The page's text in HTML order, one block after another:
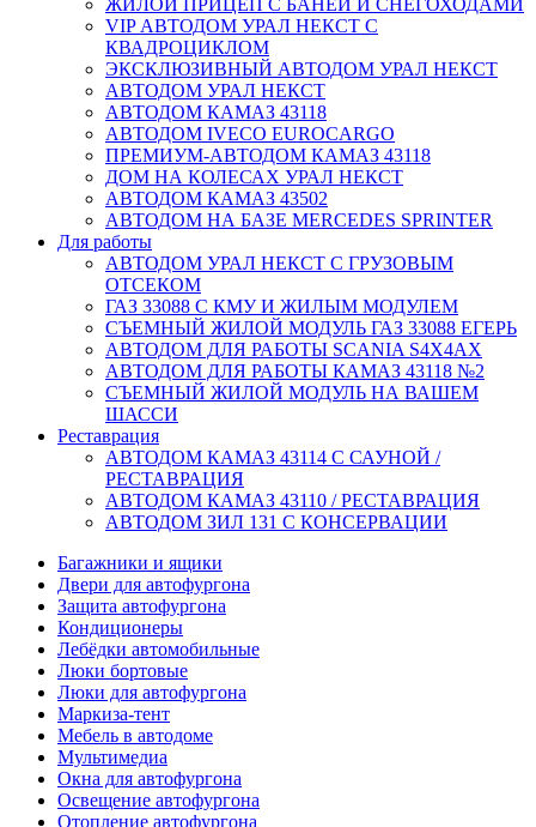
VIP АВТОДОМ УРАЛ НЕКСТ С
КВАДРОЦИКЛОМ
ЭКСКЛЮЗИВНЫЙ АВТОДОМ УРАЛ НЕКСТ
АВТОДОМ УРАЛ НЕКСТ
АВТОДОМ КАМАЗ 43118
АВТОДОМ IVECO EUROCARGO
ПРЕМИУМ-АВТОДОМ КАМАЗ 43118
ДОМ НА КОЛЕСАХ УРАЛ НЕКСТ
АВТОДОМ КАМАЗ 43502
АВТОДОМ НА БАЗЕ MERCEDES SPRINTER
Для работы
АВТОДОМ УРАЛ НЕКСТ С ГРУЗОВЫМ
ОТСЕКОМ
ГАЗ 33088 С КМУ И ЖИЛЫМ МОДУЛЕМ
СЪЕМНЫЙ ЖИЛОЙ МОДУЛЬ ГАЗ 33088 ЕГЕРЬ
АВТОДОМ ДЛЯ РАБОТЫ SCANIA S4X4AX
АВТОДОМ ДЛЯ РАБОТЫ КАМАЗ 43118 №2
СЪЕМНЫЙ ЖИЛОЙ МОДУЛЬ НА ВАШЕМ
ШАССИ
Реставрация
АВТОДОМ КАМАЗ 43114 С САУНОЙ /
РЕСТАВРАЦИЯ
АВТОДОМ КАМАЗ 43110 / РЕСТАВРАЦИЯ
АВТОДОМ ЗИЛ 131 С КОНСЕРВАЦИИ
Багажники и ящики
Двери для автофургона
Защита автофургона
Кондиционеры
Лебёдки автомобильные
Люки бортовые
Люки для автофургона
Маркиза-тент
Мебель в автодоме
Мультимедиа
Окна для автофургона
Освещение автофургона
Отопление автофургона